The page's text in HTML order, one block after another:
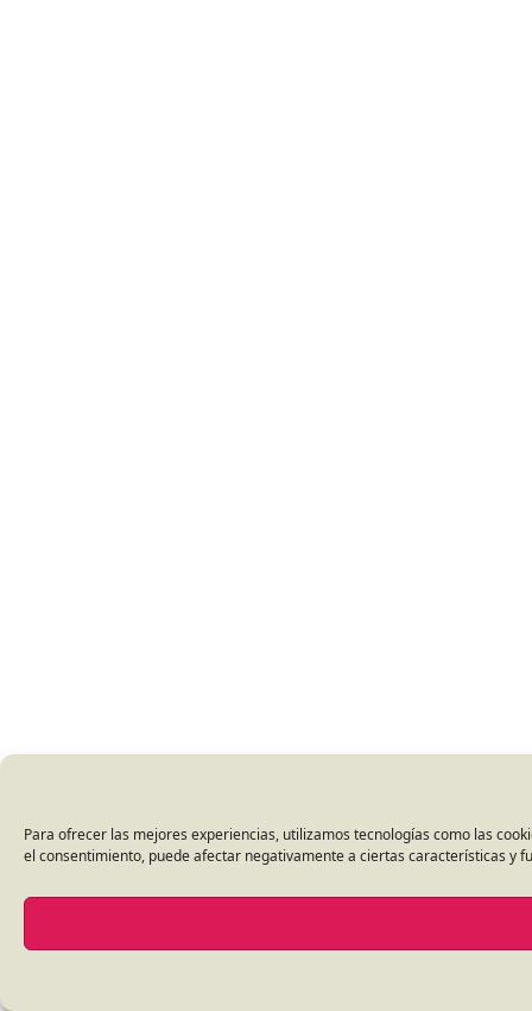
Para ofrecer las mejores experiencias, utilizamos tecnologías como las
el consentimiento, puede afectar negativamente a ciertas características y